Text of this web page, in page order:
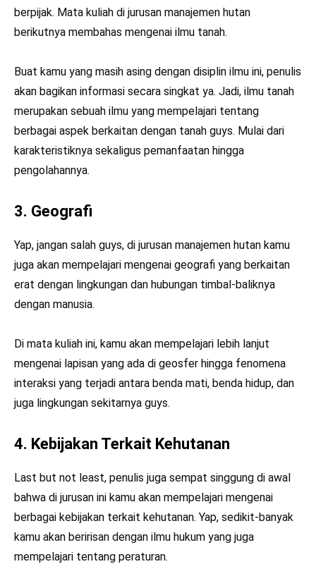
berpijak. Mata kuliah di jurusan manajemen hutan
berikutnya membahas mengenai ilmu tanah.
Buat kamu yang masih asing dengan disiplin ilmu ini, penulis
akan bagikan informasi secara singkat ya. Jadi, ilmu tanah
merupakan sebuah ilmu yang mempelajari tentang
berbagai aspek berkaitan dengan tanah guys. Mulai dari
karakteristiknya sekaligus pemanfaatan hingga
pengolahannya.
3. Geografi
Yap, jangan salah guys, di jurusan manajemen hutan kamu
juga akan mempelajari mengenai geografi yang berkaitan
erat dengan lingkungan dan hubungan timbal-baliknya
dengan manusia.
Di mata kuliah ini, kamu akan mempelajari lebih lanjut
mengenai lapisan yang ada di geosfer hingga fenomena
interaksi yang terjadi antara benda mati, benda hidup, dan
juga lingkungan sekitarnya guys.
4. Kebijakan Terkait Kehutanan
Last but not least, penulis juga sempat singgung di awal
bahwa di jurusan ini kamu akan mempelajari mengenai
berbagai kebijakan terkait kehutanan. Yap, sedikit-banyak
kamu akan beririsan dengan ilmu hukum yang juga
mempelajari tentang peraturan.